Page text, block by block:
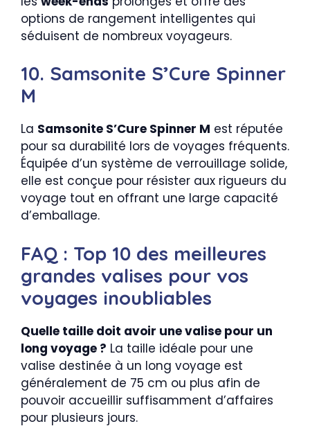
options de rangement intelligentes qui
séduisent de nombreux voyageurs.
10. Samsonite S’Cure Spinner
M
La Samsonite S’Cure Spinner M est réputée
pour sa durabilité lors de voyages fréquents.
Équipée d’un système de verrouillage solide,
elle est conçue pour résister aux rigueurs du
voyage tout en offrant une large capacité
d’emballage.
FAQ : Top 10 des meilleures
grandes valises pour vos
voyages inoubliables
Quelle taille doit avoir une valise pour un
long voyage ? La taille idéale pour une
valise destinée à un long voyage est
généralement de 75 cm ou plus afin de
pouvoir accueillir suffisamment d’affaires
pour plusieurs jours.